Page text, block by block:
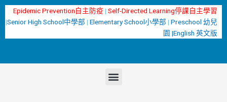
跳
主
要
Epidemic Prevention自主防疫 | Self-Directed Learning停課自主學習
|Senior High School中學部 | Elementary School小學部 | Preschool 幼兒
園 |English 英文版
選
單